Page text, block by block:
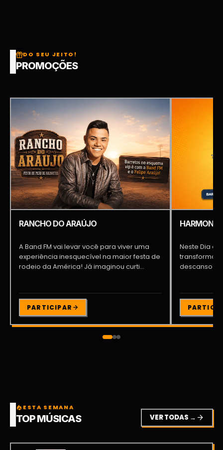
DO SEU JEITO!
PROMOÇÕES
RANCHO DO ARAÚJO
A Band FM vai levar você para viver uma
experiência inesquecível na maior festa de
rodeio da América! Já imaginou curti...
PARTICIPAR
Neste Dia
transformar
descanso
local_fire_department ESTA SEMANA
TOP MÚSICAS VER TODAS → arrow_forward